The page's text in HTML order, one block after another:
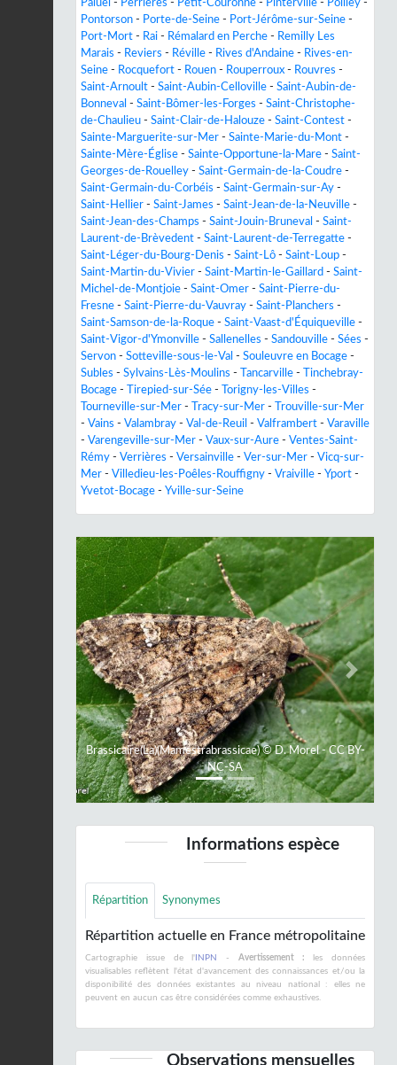
Paluel - Perrières - Petit-Couronne - Pinterville - Poilley -
Pontorson - Porte-de-Seine - Port-Jérôme-sur-Seine -
Port-Mort - Rai - Rémalard en Perche - Remilly Les
Marais - Reviers - Réville - Rives d'Andaine - Rives-en-
Seine - Rocquefort - Rouen - Rouperroux - Rouvres -
Saint-Arnoult - Saint-Aubin-Celloville - Saint-Aubin-de-
Bonneval - Saint-Bômer-les-Forges - Saint-Christophe-
de-Chaulieu - Saint-Clair-de-Halouze - Saint-Contest -
Sainte-Marguerite-sur-Mer - Sainte-Marie-du-Mont -
Sainte-Mère-Église - Sainte-Opportune-la-Mare - Saint-
Georges-de-Rouelley - Saint-Germain-de-la-Coudre -
Saint-Germain-du-Corbéis - Saint-Germain-sur-Ay -
Saint-Hellier - Saint-James - Saint-Jean-de-la-Neuville -
Saint-Jean-des-Champs - Saint-Jouin-Bruneval - Saint-
Laurent-de-Brèvedent - Saint-Laurent-de-Terregatte -
Saint-Léger-du-Bourg-Denis - Saint-Lô - Saint-Loup -
Saint-Martin-du-Vivier - Saint-Martin-le-Gaillard - Saint-
Michel-de-Montjoie - Saint-Omer - Saint-Pierre-du-
Fresne - Saint-Pierre-du-Vauvray - Saint-Planchers -
Saint-Samson-de-la-Roque - Saint-Vaast-d'Équiqueville -
Saint-Vigor-d'Ymonville - Sallenelles - Sandouville - Sées -
Servon - Sotteville-sous-le-Val - Souleuvre en Bocage -
Subles - Sylvains-Lès-Moulins - Tancarville -
Tinchebray-
Bocage - Tirepied-sur-Sée - Torigny-les-Villes -
Tourneville-sur-Mer - Tracy-sur-Mer -
Trouville-sur-Mer
- Vains - Valambray - Val-de-Reuil - Valframbert - Varaville
- Varengeville-sur-Mer - Vaux-sur-Aure - Ventes-Saint-
Rémy - Verrières - Versainville - Ver-sur-Mer - Vicq-sur-
Mer - Villedieu-les-Poêles-Rouffigny - Vraiville - Yport -
Yvetot-Bocage - Yville-sur-Seine
Brassicaire(La)(Mamestrabrassicae) © D. Morel - CC BY-
NC-SA
Previous Next
Informations espèce
Répartition Synonymes
Répartition actuelle en France métropolitaine
Cartographie issue de l' INPN - Avertissement : les données
visualisables reflètent l'état d'avancement des connaissances et/ou la
disponibilité des données existantes au niveau national : elles ne
peuvent en aucun cas être considérées comme exhaustives.
Observations mensuelles